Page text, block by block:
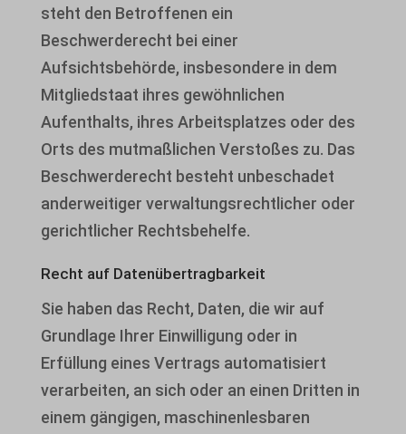
steht den Betroffenen ein
Beschwerderecht bei einer
Aufsichtsbehörde, insbesondere in dem
Mitgliedstaat ihres gewöhnlichen
Aufenthalts, ihres Arbeitsplatzes oder des
Orts des mutmaßlichen Verstoßes zu. Das
Beschwerderecht besteht unbeschadet
anderweitiger verwaltungsrechtlicher oder
gerichtlicher Rechtsbehelfe.
Recht auf Daten­übertrag­barkeit
Sie haben das Recht, Daten, die wir auf
Grundlage Ihrer Einwilligung oder in
Erfüllung eines Vertrags automatisiert
verarbeiten, an sich oder an einen Dritten in
einem gängigen, maschinenlesbaren
cmplz_consented_services
cmplz_functional
cmplz_preferences
cmplz_statistics
cookie_notice_accepted
CookieConsent
cookieconsent_status
cookielawinfo-checkbox-*
cookieyes-consent
gdpr_consent
mhcookie
analytics_cookies
cookies-state
Diese Kategorie umfasst alle Cookies, Domains und Dienste, die
nicht in die anderen spezifischen Kategorien fallen oder nicht
eindeutig kategorisiert wurden.
Details anzeigen
_ketch_consent_v1_
acris_cookie_acc
blocksy_cookies_consent_accepted
borlabs-cookie
cb-enabled
cc_cookie_accept
cli_cookie_consent